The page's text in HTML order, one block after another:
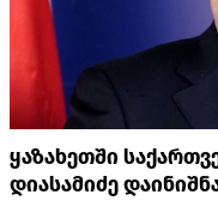
ყაზახეთში
დიასამიძე